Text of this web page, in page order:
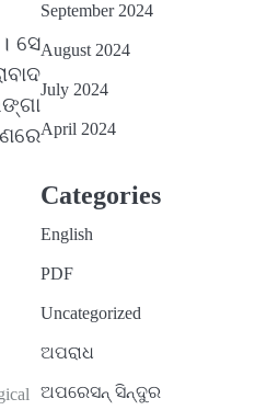
ସେ
September 2024
August 2024
July 2024
April 2024
Categories
English
PDF
Uncategorized
ଅପରାଧ
ଅପରେସନ୍ ସିନ୍ଦୁର